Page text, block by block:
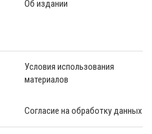
Об издании
Условия использования
материалов
Согласие на обработку данных